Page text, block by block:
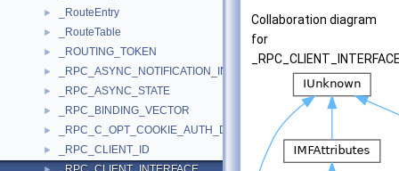
► _RouteEntry
► _RouteTable
► _ROUTING_TOKEN
► _RPC_ASYNC_NOTIFICATION_INFO
► _RPC_ASYNC_STATE
► _RPC_BINDING_VECTOR
► _RPC_C_OPT_COOKIE_AUTH_DESCRIPTOR
► _RPC_CLIENT_ID
Collaboration diagram
for